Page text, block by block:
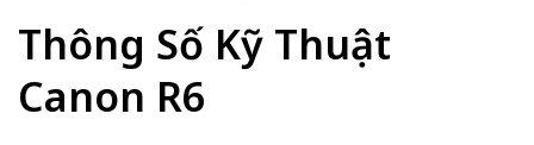
Thông Số Kỹ Thuật
Canon R6